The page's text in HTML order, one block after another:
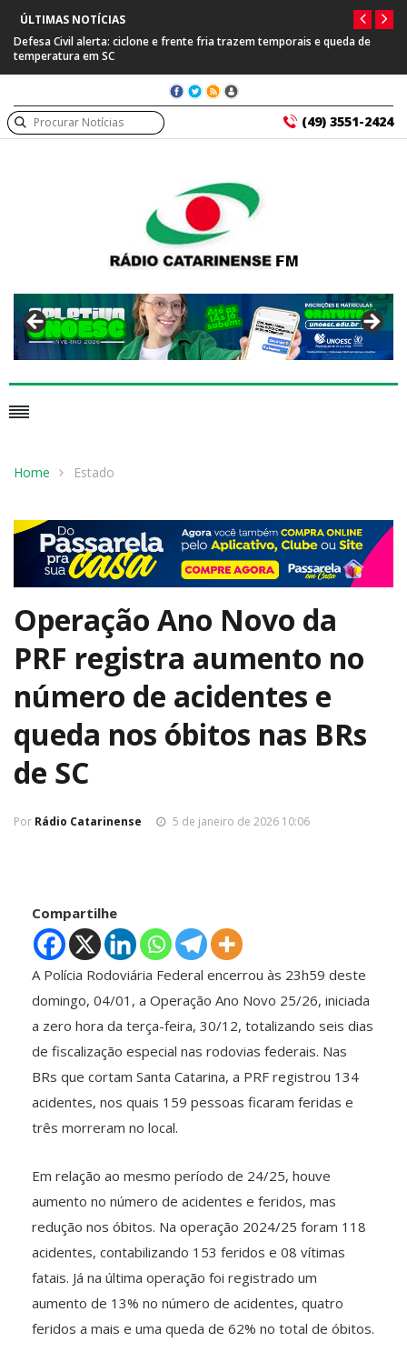
ÚLTIMAS NOTÍCIAS
Defesa Civil alerta: ciclone e frente fria trazem temporais e queda de
temperatura em SC
(49) 3551-2424
Home Estado
Operação Ano Novo da
PRF registra aumento no
número de acidentes e
queda nos óbitos nas BRs
de SC
Por Rádio Catarinense 5 de janeiro de 2026 10:06
Compartilhe
A Polícia Rodoviária Federal encerrou às 23h59 deste
domingo, 04/01, a Operação Ano Novo 25/26, iniciada
a zero hora da terça-feira, 30/12, totalizando seis dias
de fiscalização especial nas rodovias federais. Nas
BRs que cortam Santa Catarina, a PRF registrou 134
acidentes, nos quais 159 pessoas ficaram feridas e
três morreram no local.
Em relação ao mesmo período de 24/25, houve
aumento no número de acidentes e feridos, mas
redução nos óbitos. Na operação 2024/25 foram 118
acidentes, contabilizando 153 feridos e 08 vítimas
fatais. Já na última operação foi registrado um
aumento de 13% no número de acidentes, quatro
feridos a mais e uma queda de 62% no total de óbitos.